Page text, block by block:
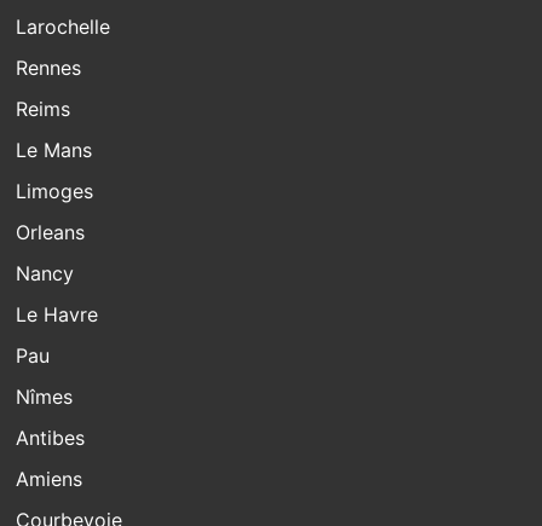
Larochelle
Rennes
Reims
Le Mans
Limoges
Orleans
Nancy
Le Havre
Pau
Nîmes
Antibes
Amiens
Courbevoie